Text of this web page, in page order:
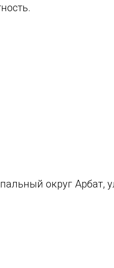
округ Арбат,